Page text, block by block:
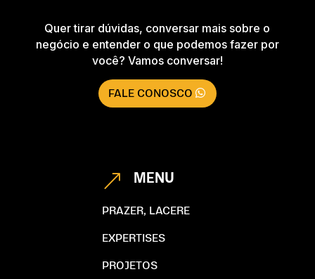
Quer tirar dúvidas, conversar mais sobre o
negócio e entender o que podemos fazer por
você? Vamos conversar!
FALE CONOSCO
& MENU
PRAZER, LACERE
EXPERTISES
PROJETOS